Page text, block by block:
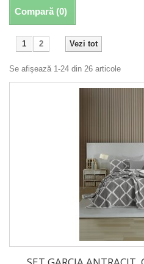
Compară (0)
Vezi tot
1 2
Se afişează 1-24 din 26 articole